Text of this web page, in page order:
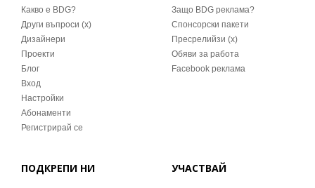
Какво е BDG?
Други въпроси (x)
Дизайнери
Проекти
Блог
Вход
Настройки
Абонаменти
Регистрирай се
Защо BDG реклама?
Спонсорски пакети
Пресрелийзи (x)
Обяви за работа
Facebook реклама
ПОДКРЕПИ НИ УЧАСТВАЙ